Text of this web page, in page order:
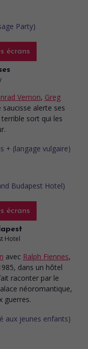
écrans
Vernon, Greg
alerte ses
sort qui les
écrans
Hotel
avec Ralph Fiennes,
dans un hôtel
raconter par le
néoromantique,
guerres.